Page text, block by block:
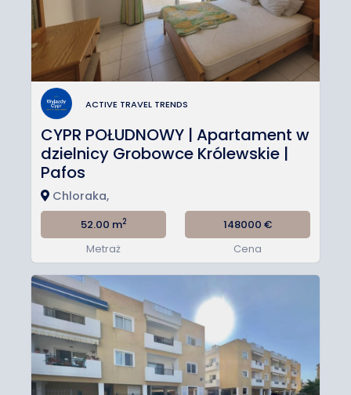
ACTIVE TRAVEL TRENDS
CYPR POŁUDNOWY | Apartament w
dzielnicy Grobowce Królewskie |
Pafos
Chloraka,
52.00 m2
Metraż
148000 €
Cena